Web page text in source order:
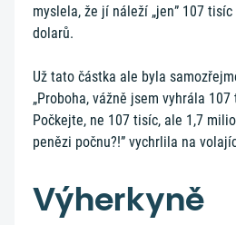
myslela, že jí náleží „jen” 107
dolarů.
Už tato částka ale byla
„Proboha, vážně jsem vyhrála
Počkejte, ne 107 tisíc, ale 1,7
penězi počnu?!” vychrlila na
Výherkyně